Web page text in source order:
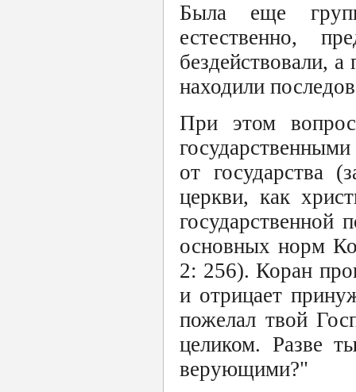
Была еще
естественно,
бездействовали,
находили
При этом
от государства
церкви, как
государственной
основных норм
2: 256). Коран
и отрицает
пожелал твой
целиком. Разве
верующими?"